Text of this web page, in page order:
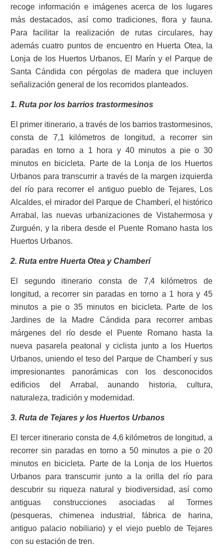
recoge información e imágenes acerca de los lugares
más destacados, así como tradiciones, flora y fauna.
Para facilitar la realización de rutas circulares, hay
además cuatro puntos de encuentro en Huerta Otea, la
Lonja de los Huertos Urbanos, El Marín y el Parque de
Santa Cándida con pérgolas de madera que incluyen
señalización general de los recorridos planteados.
1. Ruta por los barrios trastormesinos
El primer itinerario, a través de los barrios trastormesinos,
consta de 7,1 kilómetros de longitud, a recorrer sin
paradas en torno a 1 hora y 40 minutos a pie o 30
minutos en bicicleta. Parte de la Lonja de los Huertos
Urbanos para transcurrir a través de la margen izquierda
del río para recorrer el antiguo pueblo de Tejares, Los
Alcaldes, el mirador del Parque de Chamberí, el histórico
Arrabal, las nuevas urbanizaciones de Vistahermosa y
Zurguén, y la ribera desde el Puente Romano hasta los
Huertos Urbanos.
2. Ruta entre Huerta Otea y Chamberí
El segundo itinerario consta de 7,4 kilómetros de
longitud, a recorrer sin paradas en torno a 1 hora y 45
minutos a pie o 35 minutos en bicicleta. Parte de los
Jardines de la Madre Cándida para recorrer ambas
márgenes del río desde el Puente Romano hasta la
nueva pasarela peatonal y ciclista junto a los Huertos
Urbanos, uniendo el teso del Parque de Chamberí y sus
impresionantes panorámicas con los desconocidos
edificios del Arrabal, aunando historia, cultura,
naturaleza, tradición y modernidad.
3. Ruta de Tejares y los Huertos Urbanos
El tercer itinerario consta de 4,6 kilómetros de longitud, a
recorrer sin paradas en torno a 50 minutos a pie o 20
minutos en bicicleta. Parte de la Lonja de los Huertos
Urbanos para transcurrir junto a la orilla del río para
descubrir su riqueza natural y biodiversidad, así como
antiguas construcciones asociadas al Tormes
(pesqueras, chimenea industrial, fábrica de harina,
antiguo palacio nobiliario) y el viejo pueblo de Tejares
con su estación de tren.